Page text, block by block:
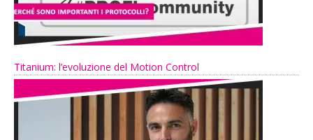
Titanium: l’evoluzione del Motion Control